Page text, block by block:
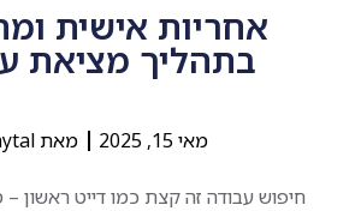
אחריות אישית
בתהליך מציאת
מאי 15, 2025 מאתMaytal
חיפוש עבודה זה קצת כמו דייט ראשון